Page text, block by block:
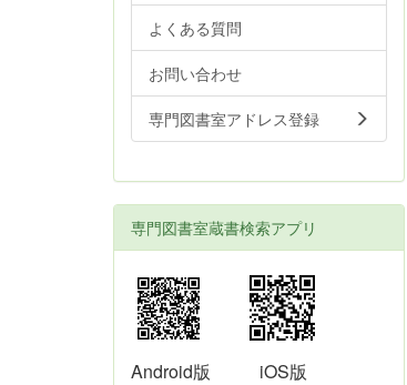
よくある質問
お問い合わせ
専門図書室アドレス登録
専門図書室蔵書検索アプリ
Android版 iOS版